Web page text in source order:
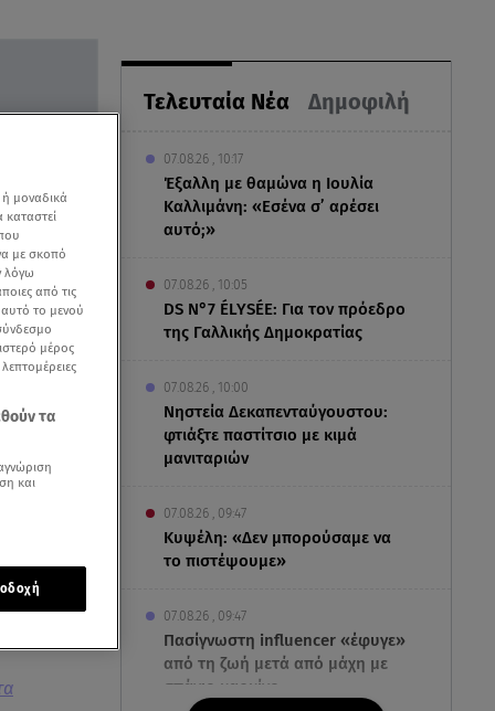
Τελευταία Νέα Δημοφιλή
07.08.26 , 10:17
Έξαλλη με θαμώνα η Ιουλία
Καλλιμάνη: «Εσένα σ’ αρέσει
αυτό;»
07.08.26 , 10:05
DS N°7 ÉLYSÉE: Για τον πρόεδρο
της Γαλλικής Δημοκρατίας
07.08.26 , 10:00
Νηστεία Δεκαπενταύγουστου:
φτιάξτε παστίτσιο με κιμά
μανιταριών
07.08.26 , 09:47
Κυψέλη: «Δεν μπορούσαμε να
το πιστέψουμε»
07.08.26 , 09:47
Πασίγνωστη influencer «έφυγε»
από τη ζωή μετά από μάχη με
σπάνιο καρκίνο
η
μοναδικά
με σκοπό
λόγω
από τις
αυτό το μενού
μέρος
τα
και